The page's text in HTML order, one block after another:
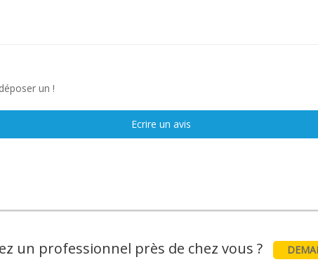
un !
Ecrire un avis
un professionnel près de chez vous ?